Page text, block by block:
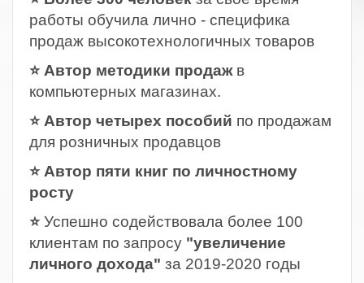
работы обучила лично - специфика
продаж высокотехнологичных товаров
⭐ Автор методики продажв
компьютерных магазинах.
⭐ Автор четырех пособий по продажам
для розничных продавцов
⭐ Автор пяти книг по личностному
росту
⭐Успешно содействовала более 100
клиентам по запросу "увеличение
личного дохода" за 2019-2020 годы